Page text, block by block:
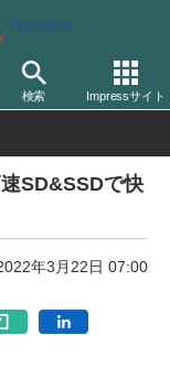
Translate
検索 Impressサイト
ードリーダー サン
SD&SSDで快
年3月22日 07:00